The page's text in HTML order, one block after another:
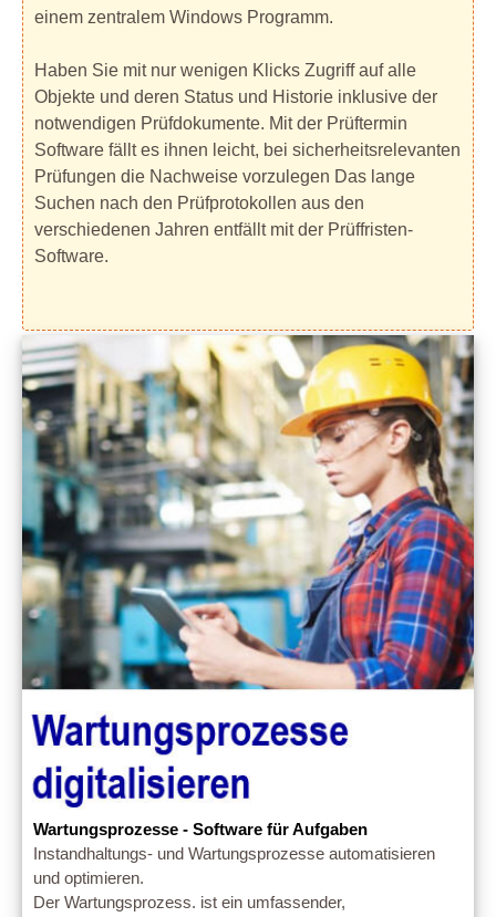
einem zentralem Windows Programm.
Haben Sie mit nur wenigen Klicks Zugriff auf alle
Objekte und deren Status und Historie inklusive der
notwendigen Prüfdokumente. Mit der Prüftermin
Software fällt es ihnen leicht, bei sicherheitsrelevanten
Prüfungen die Nachweise vorzulegen Das lange
Suchen nach den Prüfprotokollen aus den
verschiedenen Jahren entfällt mit der Prüffristen-
Software.
Wartungsprozesse - Software für Aufgaben
Instandhaltungs- und Wartungsprozesse automatisieren
und optimieren.
Der Wartungsprozess. ist ein umfassender,